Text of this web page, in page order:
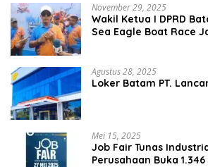
November 29, 2025
Wakil Ketua I DPRD
Sea Eagle Boat Race
Agustus 28, 2025
Loker Batam PT.
Mei 15, 2025
Job Fair Tunas
Perusahaan Buka